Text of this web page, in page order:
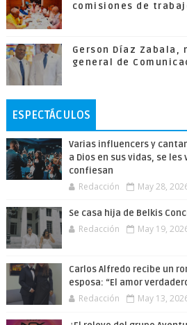
comisiones de
Gerson Díaz Zabala,
general de
ESPECTÁCULOS
Varias influencers y
a Dios en sus vidas, se les
confiesan
Redacción May 28,
Se casa hija de Belkis
Redacción May 19,
Carlos Alfredo recibe un
esposa: “El amor
Redacción May 13,